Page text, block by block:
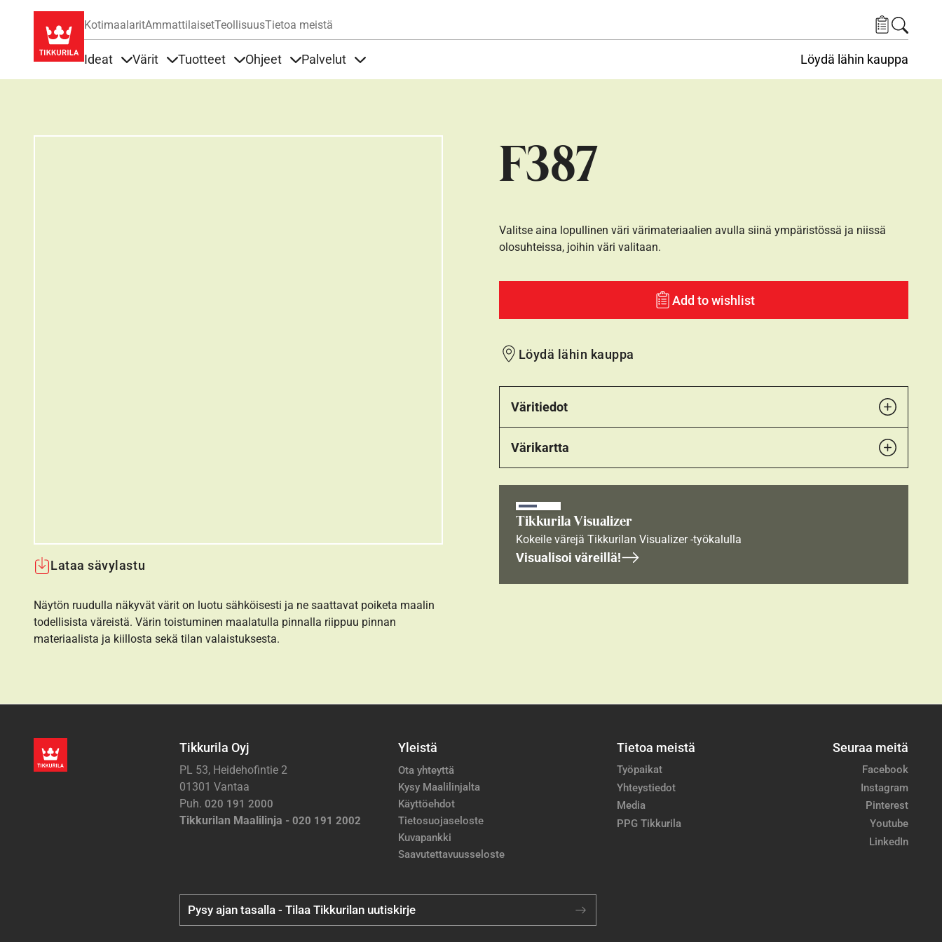
KotimaalaritAmmattilaisetTeollisuusTietoa meistä
Ideat Värit Tuotteet Ohjeet Palvelut Löydä lähin kauppa
F387
Lataa sävylastu
Näytön ruudulla näkyvät värit on luotu sähköisesti ja ne saattavat poiketa maalin
todellisista väreistä. Värin toistuminen maalatulla pinnalla riippuu pinnan
materiaalista ja kiillosta sekä tilan valaistuksesta.
Valitse aina lopullinen väri värimateriaalien avulla siinä ympäristössä ja niissä
olosuhteissa, joihin väri valitaan.
Add to wishlist
Löydä lähin kauppa
Väritiedot
Värikartta
Tikkurila Visualizer
Kokeile värejä Tikkurilan Visualizer -työkalulla
Visualisoi väreillä!
Tikkurila Oyj
PL 53, Heidehofintie 2
01301 Vantaa
Puh. 020 191 2000
Tikkurilan Maalilinja - 020 191 2002
Yleistä
Ota yhteyttä
Kysy Maalilinjalta
Käyttöehdot
Tietosuojaseloste
Kuvapankki
Saavutettavuusseloste
Tietoa meistä
Työpaikat
Yhteystiedot
Media
PPG Tikkurila
Seuraa meitä
Facebook
Instagram
Pinterest
Youtube
LinkedIn
Pysy ajan tasalla - Tilaa Tikkurilan uutiskirje